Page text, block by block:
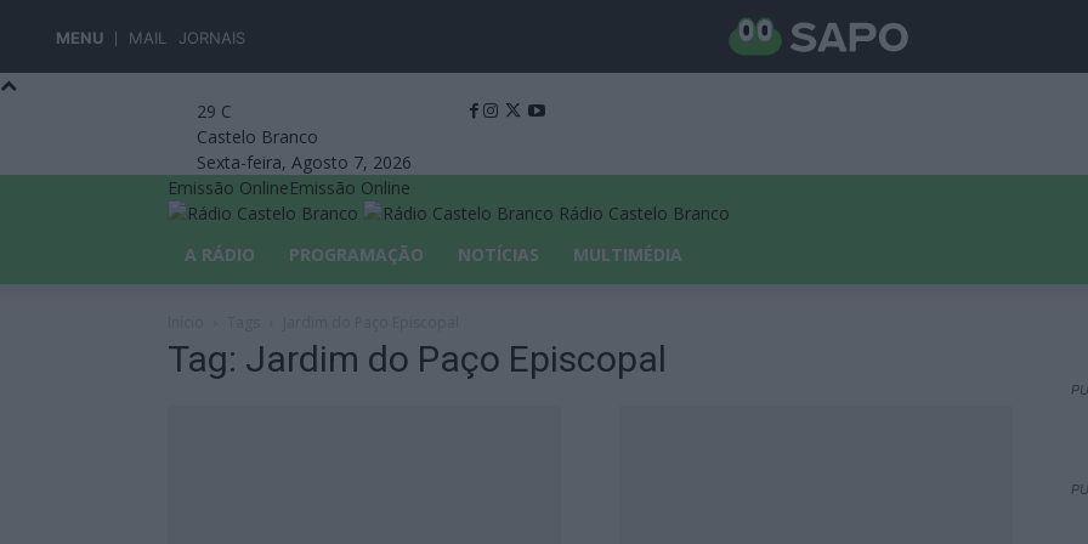
MENU MAIL JORNAIS
29 C
Castelo Branco
Sexta-feira, Agosto 7, 2026
Emissão OnlineEmissão Online
Rádio Castelo Branco
A RÁDIO
PROGRAMAÇÃO NOTÍCIAS MULTIMÉDIA
Tag: Jardim do Paço Episcopal